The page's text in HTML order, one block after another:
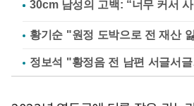
황기순 "원정 도박으로 전 재산
정보석 "황정음 전 남편 서글서